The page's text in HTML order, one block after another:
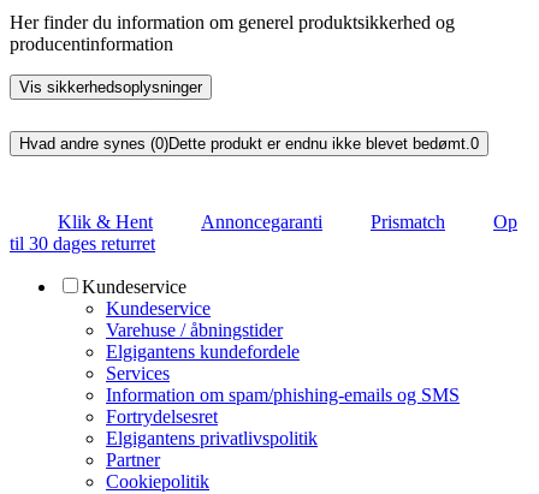
Her finder du information om generel produktsikkerhed og
producentinformation
Vis sikkerhedsoplysninger
Hvad andre synes (0)Dette produkt er endnu ikke blevet bedømt.0
Klik & Hent Annoncegaranti Prismatch
Op
til 30 dages returret
Kundeservice
Kundeservice
Varehuse / åbningstider
Elgigantens kundefordele
Services
Information om spam/phishing-emails og SMS
Fortrydelsesret
Elgigantens privatlivspolitik
Partner
Cookiepolitik